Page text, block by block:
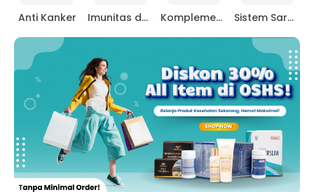
Anti Kanker Imunitas dan lainnya Komplemen Obat Sistem Saraf dan Pembuluh Darah